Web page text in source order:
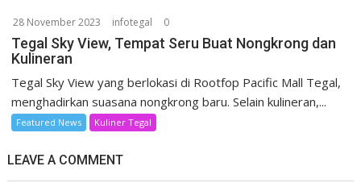
28 November 2023 infotegal 0
Tegal Sky View, Tempat Seru Buat Nongkrong dan
Kulineran
Tegal Sky View yang berlokasi di Rootfop Pacific Mall Tegal,
menghadirkan suasana nongkrong baru. Selain kulineran,...
Featured News Kuliner Tegal
LEAVE A COMMENT